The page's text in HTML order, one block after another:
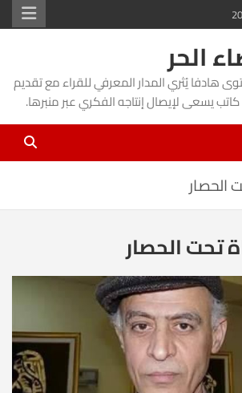
الحر
هادفا يُثري المدار المعرفي للقراء مع تقديم
يسعى لإيصال إنتاجه الفكري عبر منبرها.
الحصار
تحت الحصار